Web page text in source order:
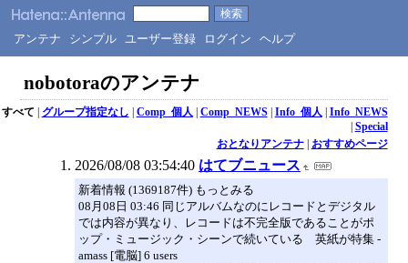
アンテナ シンプル ユーザー登録 ログイン ヘルプ
nobotoraのアンテナ
すべて | グループ指定なし | Comp_個人 | Comp_NEWS| Info_個人 | Info_NEWS
| Special
おとなりアンテナ| おすすめページ
2026/08/08 03:54:40 はてブニュース
新着情報 (1369187件) もっとみる
08月08日 03:46 同じアルバムなのにレコードとデジタル
では内容が異なり、レコードは不完全版であることがポ
ップ・ミュージック・シーンで続いている 英紙が特集 -
amass [電脳] 6 users